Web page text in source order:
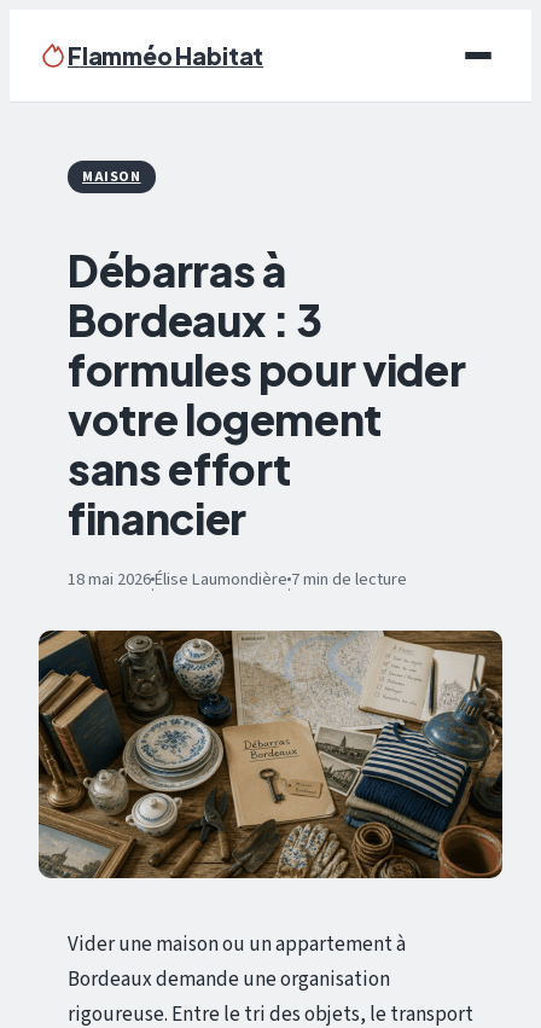
Flamméo Habitat
Écologie & Énergie
Bricolage
Immobilier
Déco
MAISON
Débarras à
Bordeaux : 3
formules pour vider
votre logement
sans effort
financier
18 mai 2026·Élise Laumondière·7 min de lecture
Vider une maison ou un appartement à
Bordeaux demande une organisation
rigoureuse. Entre le tri des objets, le transport